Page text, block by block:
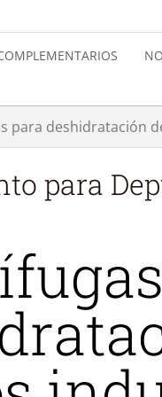
para deshidratación
para